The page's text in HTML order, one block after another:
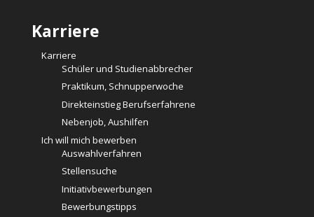
Karriere
Karriere
Schüler und Studienabbrecher
Praktikum, Schnupperwoche
Direkteinstieg Berufserfahrene
Nebenjob, Aushilfen
Ich will mich bewerben
Auswahlverfahren
Stellensuche
Initiativbewerbungen
Bewerbungstipps